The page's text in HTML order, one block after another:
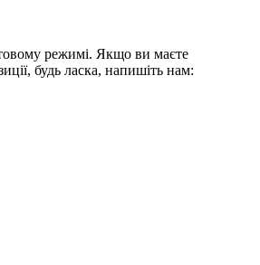
режимі. Якщо ви маєте
будь ласка, напишіть нам: